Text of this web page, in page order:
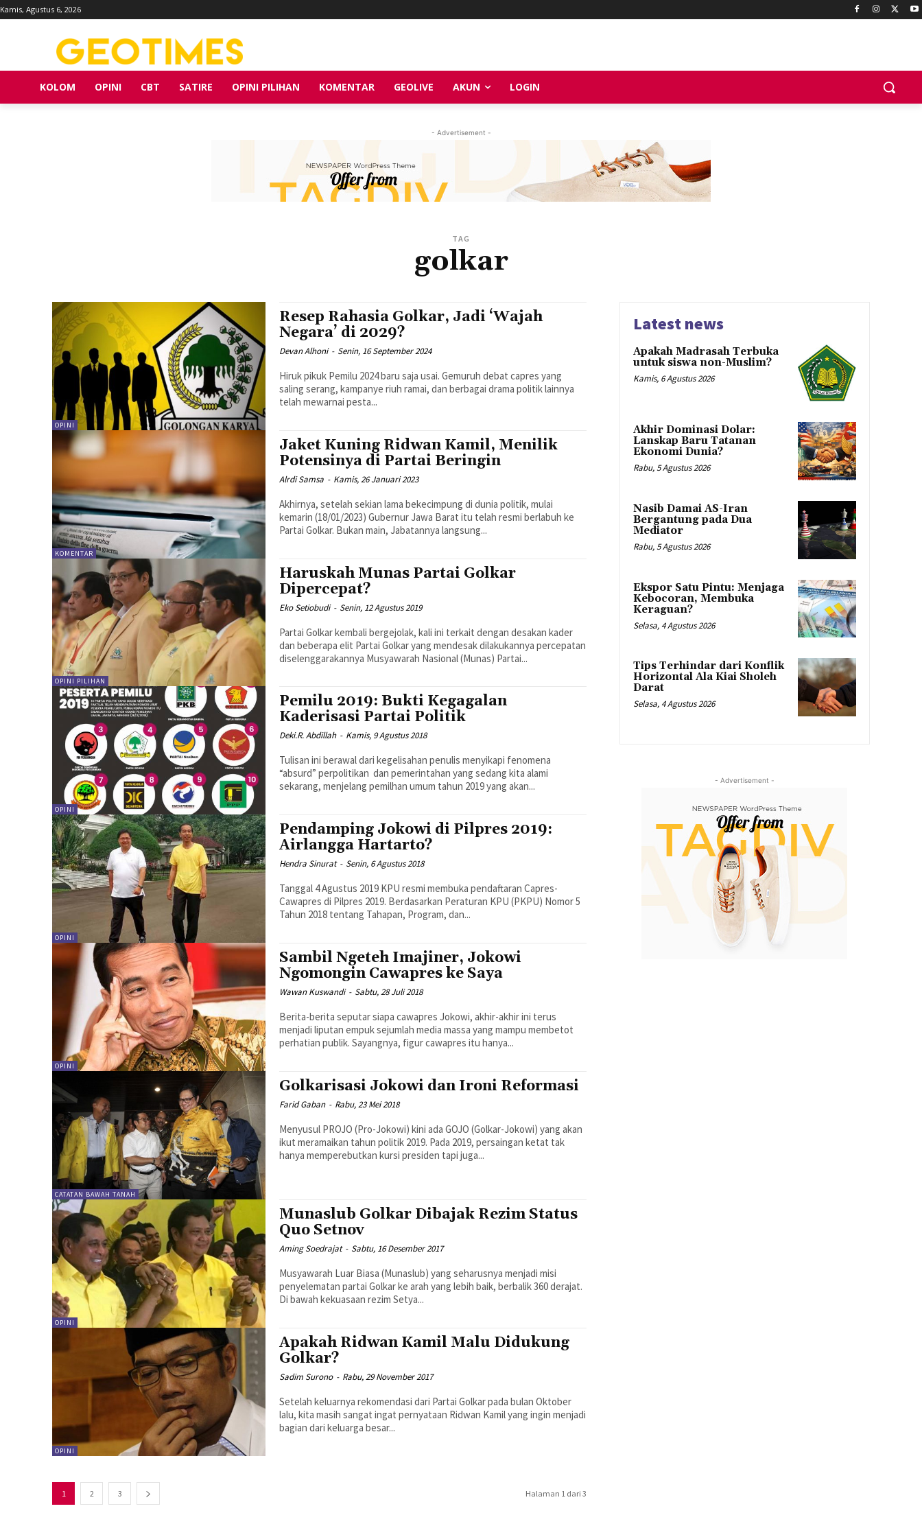
Kamis, Agustus 6, 2026
KOLOM OPINI CBT SATIRE OPINI PILIHAN KOMENTAR GEOLIVE AKUN LOGIN
- Advertisement -
TAG
golkar
OPINI
Resep Rahasia Golkar, Jadi ‘Wajah
Negara’ di 2029?
Devan Alhoni - Senin, 16 September 2024
Hiruk pikuk Pemilu 2024 baru saja usai. Gemuruh debat capres yang
saling serang, kampanye riuh ramai, dan berbagai drama politik lainnya
telah mewarnai pesta...
KOMENTAR
Jaket Kuning Ridwan Kamil, Menilik
Potensinya di Partai Beringin
Alrdi Samsa - Kamis, 26 Januari 2023
Akhirnya, setelah sekian lama bekecimpung di dunia politik, mulai
kemarin (18/01/2023) Gubernur Jawa Barat itu telah resmi berlabuh ke
Partai Golkar. Bukan main, Jabatannya langsung...
OPINI PILIHAN
Haruskah Munas Partai Golkar
Dipercepat?
Eko Setiobudi - Senin, 12 Agustus 2019
Partai Golkar kembali bergejolak, kali ini terkait dengan desakan kader
dan beberapa elit Partai Golkar yang mendesak dilakukannya percepatan
diselenggarakannya Musyawarah Nasional (Munas) Partai...
OPINI
Pemilu 2019: Bukti Kegagalan
Kaderisasi Partai Politik
Deki.R. Abdillah - Kamis, 9 Agustus 2018
Tulisan ini berawal dari kegelisahan penulis menyikapi fenomena
“absurd” perpolitikan dan pemerintahan yang sedang kita alami
sekarang, menjelang pemilhan umum tahun 2019 yang akan...
OPINI
Pendamping Jokowi di Pilpres 2019:
Airlangga Hartarto?
Hendra Sinurat - Senin, 6 Agustus 2018
Tanggal 4 Agustus 2019 KPU resmi membuka pendaftaran Capres-
Cawapres di Pilpres 2019. Berdasarkan Peraturan KPU (PKPU) Nomor 5
Tahun 2018 tentang Tahapan, Program, dan...
OPINI
Sambil Ngeteh Imajiner, Jokowi
Ngomongin Cawapres ke Saya
Wawan Kuswandi - Sabtu, 28 Juli 2018
Berita-berita seputar siapa cawapres Jokowi, akhir-akhir ini terus
menjadi liputan empuk sejumlah media massa yang mampu membetot
perhatian publik. Sayangnya, figur cawapres itu hanya...
CATATAN BAWAH TANAH
Golkarisasi Jokowi dan Ironi Reformasi
Farid Gaban - Rabu, 23 Mei 2018
Menyusul PROJO (Pro-Jokowi) kini ada GOJO (Golkar-Jokowi) yang akan
ikut meramaikan tahun politik 2019. Pada 2019, persaingan ketat tak
hanya memperebutkan kursi presiden tapi juga...
OPINI
Munaslub Golkar Dibajak Rezim Status
Quo Setnov
Aming Soedrajat - Sabtu, 16 Desember 2017
Musyawarah Luar Biasa (Munaslub) yang seharusnya menjadi misi
penyelematan partai Golkar ke arah yang lebih baik, berbalik 360 derajat.
Di bawah kekuasaan rezim Setya...
OPINI
Apakah Ridwan Kamil Malu Didukung
Golkar?
Sadim Surono - Rabu, 29 November 2017
Setelah keluarnya rekomendasi dari Partai Golkar pada bulan Oktober
lalu, kita masih sangat ingat pernyataan Ridwan Kamil yang ingin menjadi
bagian dari keluarga besar...
1 2 3 Halaman 1 dari 3
Latest news
Apakah Madrasah Terbuka
untuk siswa non-Muslim?
Kamis, 6 Agustus 2026
Akhir Dominasi Dolar:
Lanskap Baru Tatanan
Ekonomi Dunia?
Rabu, 5 Agustus 2026
Nasib Damai AS-Iran
Bergantung pada Dua
Mediator
Rabu, 5 Agustus 2026
Ekspor Satu Pintu: Menjaga
Kebocoran, Membuka
Keraguan?
Selasa, 4 Agustus 2026
Tips Terhindar dari Konflik
Horizontal Ala Kiai Sholeh
Darat
Selasa, 4 Agustus 2026
- Advertisement -